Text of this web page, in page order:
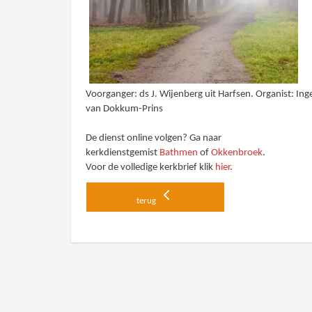
Voorganger: ds J. Wijenberg uit Harfsen. Organist:
van Dokkum-Prins
De dienst online volgen? Ga naar
kerkdienstgemist Bathmen ofOkkenbroek.
Voor de volledige kerkbrief klik hier.
terug